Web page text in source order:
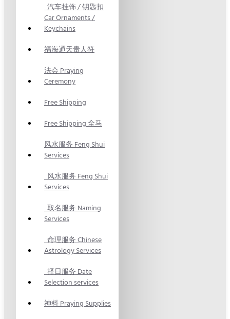
汽车挂饰 / 钥匙扣
Car Ornaments /
Keychains
福海通天贵人符
法会 Praying
Ceremony
Free Shipping
Free Shipping 全马
风水服务 Feng Shui
Services
风水服务 Feng Shui
Services
取名服务 Naming
Services
命理服务 Chinese
Astrology Services
择日服务 Date
Selection services
神料 Praying Supplies